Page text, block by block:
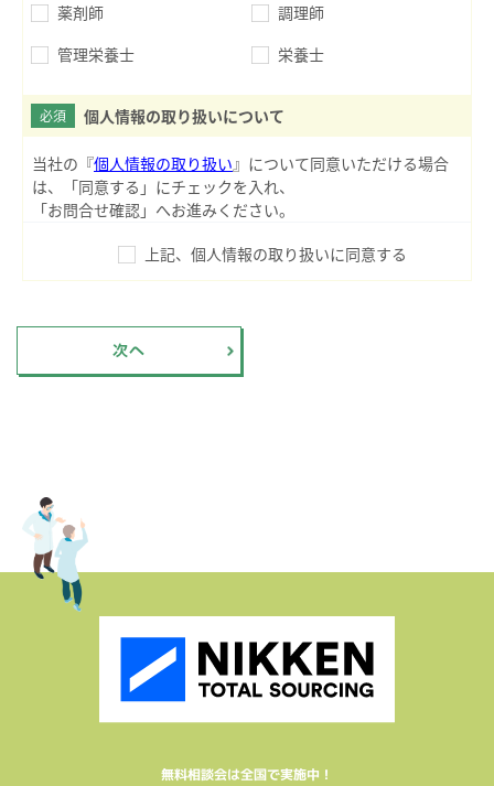
薬剤師
調理師
管理栄養士
栄養士
必須 個人情報の取り扱いについて
当社の『個人情報の取り扱い』について同意いただける場合
は、「同意する」にチェックを入れ、
「お問合せ確認」へお進みください。
上記、個人情報の取り扱いに同意する
無料相談会は全国で実施中！